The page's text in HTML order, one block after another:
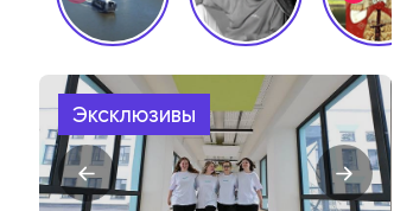
Эксклюзивы